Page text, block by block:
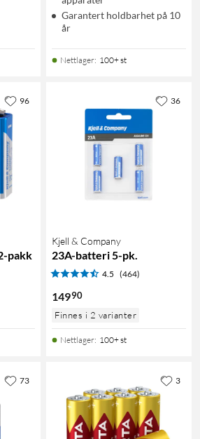
Garantert holdbarhet på 10
år
Nettlager: 100+ st
pakk
96
Kjell & Company
23A-batteri 5-pk.
4.5 (464)
14990
Finnes i 2 varianter
Nettlager: 100+ st
36
73 3